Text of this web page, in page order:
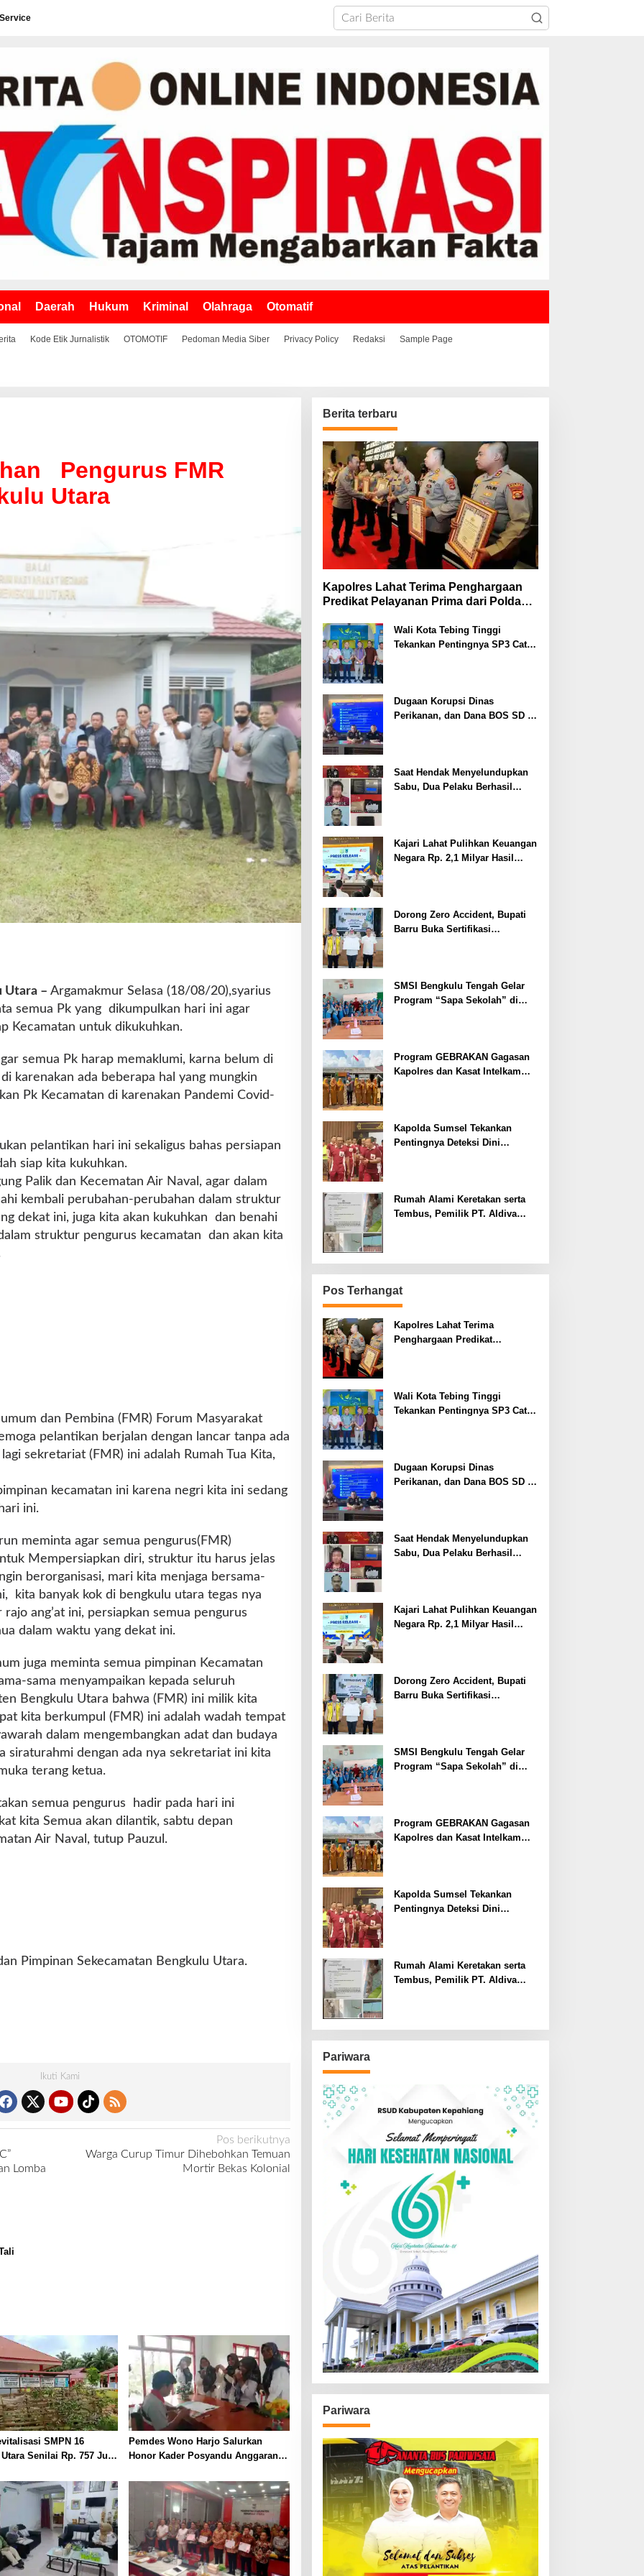
Daerah Hukum Kriminal Olahraga Otomatif
Kode Etik Jurnalistik OTOMOTIF Pedoman Media Siber Privacy Policy Redaksi Sample Page
Pengurus FMR
Utara
Utara – Argamakmur Selasa (18/08/20),syarius
semua Pk yang dikumpulkan hari ini agar
Kecamatan untuk dikukuhkan.
semua Pk harap memaklumi, karna belum di
karenakan ada beberapa hal yang mungkin
Pk Kecamatan di karenakan Pandemi Covid-
pelantikan hari ini sekaligus bahas persiapan
siap kita kukuhkan.
Palik dan Kecematan Air Naval, agar dalam
kembali perubahan-perubahan dalam struktur
dekat ini, juga kita akan kukuhkan dan benahi
struktur pengurus kecamatan dan akan kita
dan Pembina (FMR) Forum Masyarakat
pelantikan berjalan dengan lancar tanpa ada
sekretariat (FMR) ini adalah Rumah Tua Kita,
kecamatan ini karena negri kita ini sedang
ini.
meminta agar semua pengurus(FMR)
Mempersiapkan diri, struktur itu harus jelas
berorganisasi, mari kita menjaga bersama-
kita banyak kok di bengkulu utara tegas nya
ang’at ini, persiapkan semua pengurus
dalam waktu yang dekat ini.
juga meminta semua pimpinan Kecamatan
sama menyampaikan kepada seluruh
Bengkulu Utara bahwa (FMR) ini milik kita
kita berkumpul (FMR) ini adalah wadah tempat
dalam mengembangkan adat dan budaya
siraturahmi dengan ada nya sekretariat ini kita
terang ketua.
semua pengurus hadir pada hari ini
kita Semua akan dilantik, sabtu depan
Air Naval, tutup Pauzul.
Pimpinan Sekecamatan Bengkulu Utara.
Ikuti Kami
Lomba
Pos berikutnya
Warga Curup Timur Dihebohkan Temuan
Mortir Bekas Kolonial
SMPN 16
Senilai Rp. 757 Juta
Pemdes Wono Harjo Salurkan
Honor Kader Posyandu Anggaran
Berita terbaru
Kapolres Lahat Terima Penghargaan
Predikat Pelayanan Prima dari Polda
Wali Kota Tebing Tinggi
Tekankan Pentingnya SP3 Catin
Dugaan Korupsi Dinas
Perikanan, dan Dana BOS SD –
Saat Hendak Menyelundupkan
Sabu, Dua Pelaku Berhasil
Kajari Lahat Pulihkan Keuangan
Negara Rp. 2,1 Milyar Hasil
Dorong Zero Accident, Bupati
Barru Buka Sertifikasi
SMSI Bengkulu Tengah Gelar
Program “Sapa Sekolah” di
Program GEBRAKAN Gagasan
Kapolres dan Kasat Intelkam
Kapolda Sumsel Tekankan
Pentingnya Deteksi Dini
Rumah Alami Keretakan serta
Tembus, Pemilik PT. Aldiva
Pos Terhangat
Kapolres Lahat Terima
Penghargaan Predikat
Wali Kota Tebing Tinggi
Tekankan Pentingnya SP3 Catin
Dugaan Korupsi Dinas
Perikanan, dan Dana BOS SD –
Saat Hendak Menyelundupkan
Sabu, Dua Pelaku Berhasil
Kajari Lahat Pulihkan Keuangan
Negara Rp. 2,1 Milyar Hasil
Dorong Zero Accident, Bupati
Barru Buka Sertifikasi
SMSI Bengkulu Tengah Gelar
Program “Sapa Sekolah” di
Program GEBRAKAN Gagasan
Kapolres dan Kasat Intelkam
Kapolda Sumsel Tekankan
Pentingnya Deteksi Dini
Rumah Alami Keretakan serta
Tembus, Pemilik PT. Aldiva
Pariwara
Pariwara